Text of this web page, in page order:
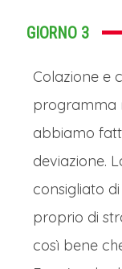
GIORNO 3
Colazione e
programma
abbiamo
deviazione.
consigliato
proprio di
così bene